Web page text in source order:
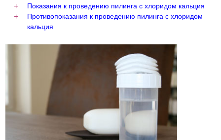
Показания к проведению пилинга с хлоридом кальция
Противопоказания к проведению пилинга с хлоридом
кальция